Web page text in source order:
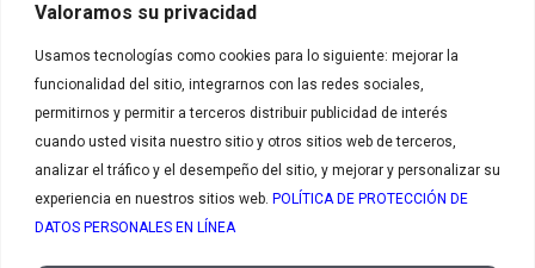
Valoramos su privacidad
Usamos tecnologías como cookies para lo siguiente: mejorar la
funcionalidad del sitio, integrarnos con las redes sociales,
permitirnos y permitir a terceros distribuir publicidad de interés
cuando usted visita nuestro sitio y otros sitios web de terceros,
analizar el tráfico y el desempeño del sitio, y mejorar y personalizar su
experiencia en nuestros sitios web. POLÍTICA DE PROTECCIÓN DE
DATOS PERSONALES EN LÍNEA
Compra tus
productos
Productos
Contáctanos
Contacto
Contáctanos
Quiero ser cliente
Tratamiento de datos